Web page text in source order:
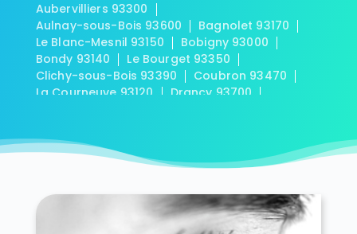
Aubervilliers 93300
Aulnay-sous-Bois 93600
Bagnolet 93170
Le Blanc-Mesnil 93150
Bobigny 93000
Bondy 93140
Le Bourget 93350
Clichy-sous-Bois 93390
Coubron 93470
La Courneuve 93120
Drancy 93700
L'Île-Saint-Denis 93450
Livry-Gargan 93190
Montfermeil 93370
Neuilly-sur-Marne 93330
Noisy-le-Grand 93160
Noisy-le-Sec 93130